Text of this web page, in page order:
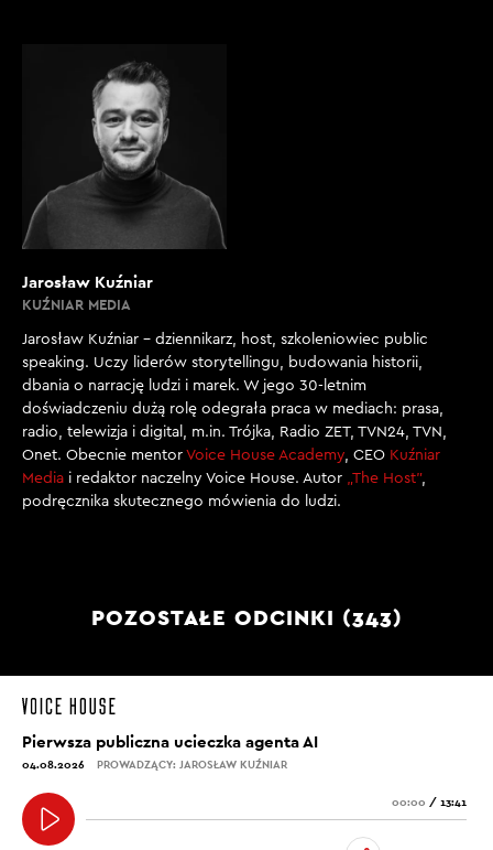
Jarosław Kuźniar
KUŹNIAR MEDIA
Jarosław Kuźniar – dziennikarz, host, szkoleniowiec public
speaking. Uczy liderów storytellingu, budowania historii,
dbania o narrację ludzi i marek. W jego 30-letnim
doświadczeniu dużą rolę odegrała praca w mediach: prasa,
radio, telewizja i digital, m.in. Trójka, Radio ZET, TVN24, TVN,
Onet. Obecnie mentor Voice House Academy, CEO Kuźniar
Media i redaktor naczelny Voice House. Autor „The Host”,
podręcznika skutecznego mówienia do ludzi.
POZOSTAŁE ODCINKI (343)
Pierwsza publiczna ucieczka agenta AI
04.08.2026 PROWADZĄCY: JAROSŁAW KUŹNIAR
00:00 / 13:41